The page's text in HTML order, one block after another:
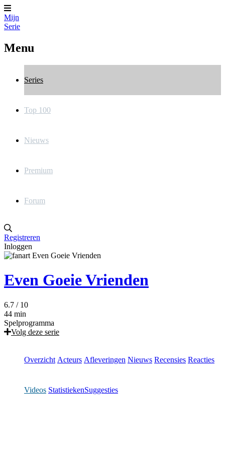
Mijn
Serie
Menu
Series
Top 100
Nieuws
Premium
Forum
Registreren
Inloggen
Even Goeie Vrienden
6.7 / 10
44 min
Spelprogramma
Volg deze serie
Overzicht Acteurs Afleveringen Nieuws Recensies Reacties
Videos StatistiekenSuggesties